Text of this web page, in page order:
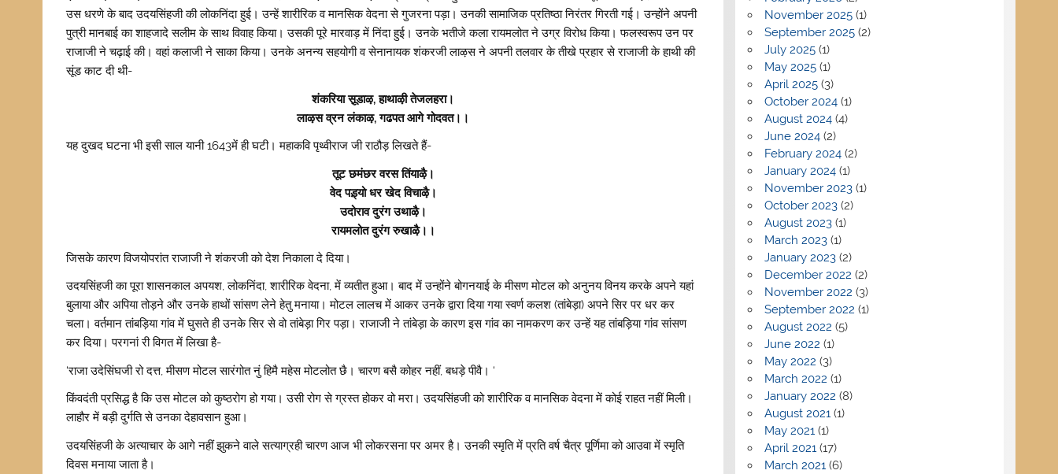
उस धरणे के बाद उदयसिंहजी की लोकनिंदा हुई। उन्हें शारीरिक व मानसिक वेदना से गुजरना पड़ा। उनकी सामाजिक प्रतिष्ठा निरंतर गिरती गई। उन्होंने अपनी
पुत्री मानबाई का शाहजादे सलीम के साथ विवाह किया। उसकी पूरे मारवाड़ में निंदा हुई। उनके भतीजे कला रायमलोत ने उग्र विरोध किया। फलस्वरूप उन पर
राजाजी ने चढ़ाई की। वहां कलाजी ने साका किया। उनके अनन्य सहयोगी व सेनानायक शंकरजी लाऴस ने अपनी तलवार के तीखे प्रहार से राजाजी के हाथी की
सूंड काट दी‌ थी-
शंकरिया सू़डाऴ, हाथाऴी तेजलहरा।
लाऴस व्रन लंकाऴ, गढपत आगे गोदवत।।
यह दुखद घटना भी इसी साल यानी 1643में ही घटी। महाकवि पृथ्वीराज जी राठौड़ लिखते हैं-
तूट छमंछर वरस तिंयाऴै।
वेद पड़्यो धर खेद विचाऴै।
उदोराव दुरंग उथाऴै।
रायमलोत दुरंग रुखाऴै।।
जिसके कारण विजयोपरांत राजाजी ने शंकरजी को देश निकाला दे दिया।
उदयसिंहजी का पूरा शासनकाल अपयश, लोकनिंदा, शारीरिक वेदना, में व्यतीत हुआ। बाद में उन्होंने बोगनयाई के मीसण मोटल को अनुनय विनय करके अपने यहां
बुलाया और अपिया तोड़ने और उनके हाथों सांसण लेने हेतु मनाया। मोटल लालच में आकर उनके द्वारा दिया गया स्वर्ण कलश (तांबेड़ा) अपने सिर पर धर कर
चला। वर्तमान तांबड़िया गांव में घुसते ही उनके सिर से वो तांबेड़ा गिर पड़ा। राजाजी ने तांबेड़ा के कारण इस गांव का नामकरण कर उन्हें यह तांबड़िया गांव सांसण
कर दिया। परगनां री विगत में लिखा है-
‘राजा उदेसिंघजी रो दत्त, मीसण मोटल सारंगोत नुं हिमै महेस मोटलोत छै। चारण बसै कोहर नहीं, बधड़े पीवै। ‘
किंवदंती प्रसिद्ध है कि उस मोटल को कुष्ठरोग हो गया। उसी रोग से ग्रस्त होकर वो मरा। उदयसिंहजी को शारीरिक व मानसिक वेदना में कोई राहत नहीं मिली।
लाहौर में बड़ी दुर्गति से उनका देहावसान हुआ।
उदयसिंहजी के अत्याचार के आगे नहीं झुकने वाले सत्याग्रही चारण आज भी लोकरसना पर अमर है। उनकी स्मृति में प्रति वर्ष चैत्र पूर्णिमा को आउवा में स्मृति
दिवस मनाया जाता है।
November 2025(1)
September 2025(2)
July 2025(1)
May 2025(1)
April 2025(3)
October 2024(1)
August 2024(4)
June 2024(2)
February 2024(2)
January 2024(1)
November 2023(1)
October 2023(2)
August 2023(1)
March 2023(1)
January 2023(2)
December 2022 (2)
November 2022 (3)
September 2022 (1)
August 2022 (5)
June 2022 (1)
May 2022 (3)
March 2022 (1)
January 2022 (8)
August 2021(1)
May 2021(1)
April 2021(17)
March 2021(6)